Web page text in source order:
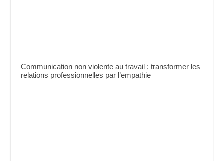
Communication non violente au travail : transformer les
relations professionnelles par l’empathie